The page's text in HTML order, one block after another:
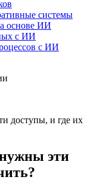
системы
основе ИИ
с ИИ
с ИИ
доступы, и где их
эти